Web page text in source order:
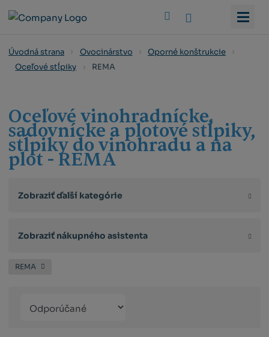
Úvodná strana Ovocinárstvo
Oporné konštrukcie
Oceľové stĺpiky
REMA
Oceľové vinohradnícke,
sadovnícke a plotové stĺpiky,
stĺpiky do vinohradu a na
plot - REMA
Zobraziť ďalší kategórie
Zobraziť nákupného asistenta
REMA
produktů